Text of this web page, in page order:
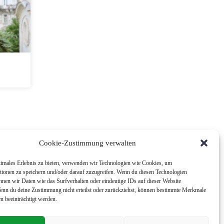
Cookie-Zustimmung verwalten
Erlebnis zu bieten, verwenden wir Technologien wie Cookies, um
zu speichern und/oder darauf zuzugreifen. Wenn du diesen Technologien
wir Daten wie das Surfverhalten oder eindeutige IDs auf dieser Website
du deine Zustimmung nicht erteilst oder zurückziehst, können bestimmte Merkmale
beeinträchtigt werden.